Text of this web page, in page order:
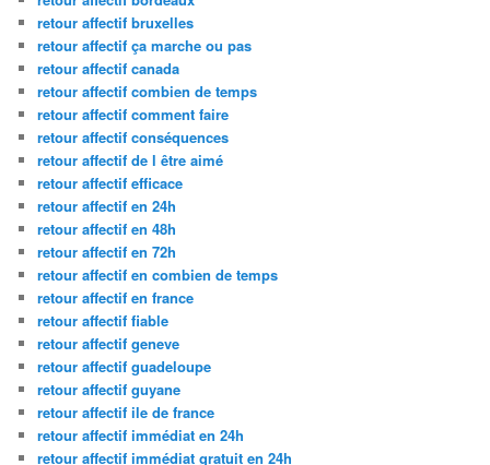
retour affectif bruxelles
retour affectif ça marche ou pas
retour affectif canada
retour affectif combien de temps
retour affectif comment faire
retour affectif conséquences
retour affectif de l être aimé
retour affectif efficace
retour affectif en 24h
retour affectif en 48h
retour affectif en 72h
retour affectif en combien de temps
retour affectif en france
retour affectif fiable
retour affectif geneve
retour affectif guadeloupe
retour affectif guyane
retour affectif ile de france
retour affectif immédiat en 24h
retour affectif immédiat gratuit en 24h